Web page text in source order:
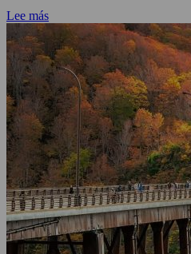
Lee más